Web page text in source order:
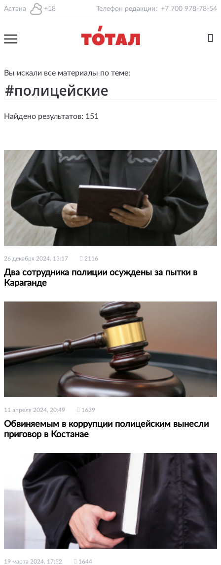
Астана +18 Телефон редакции: +7 700 978-78-54
Вы искали все материалы по теме:
Найдено результатов: 151
26 декабря 2024, 13:17 2116
Два сотрудника полиции осуждены за пытки в
Караганде
11 апреля 2024, 20:49 1639
Обвиняемым в коррупции полицейским вынесли
приговор в Костанае
19 марта 2024, 17:52 1644